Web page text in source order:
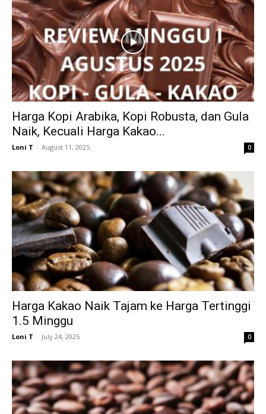
Harga Kopi Arabika, Kopi Robusta, dan Gula
Naik, Kecuali Harga Kakao...
Loni T - August 11, 2025 0
Harga Kakao Naik Tajam ke Harga Tertinggi
1.5 Minggu
Loni T - July 24, 2025 0